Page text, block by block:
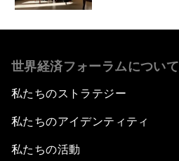
世界経済フォーラムについて
私たちのストラテジー
私たちのアイデンティティ
私たちの活動